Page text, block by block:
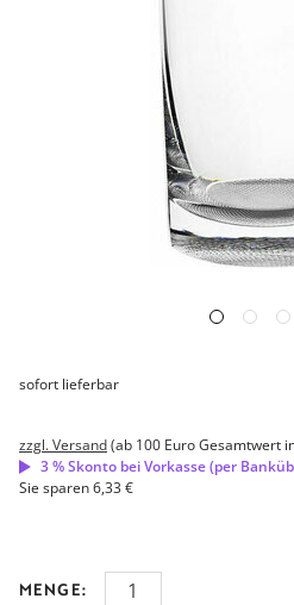
sofort lieferbar
zzgl. Versand(ab 100 Euro Gesamtwert
3 % Skonto bei Vorkasse (per
Sie sparen 6,33 €
MENGE: